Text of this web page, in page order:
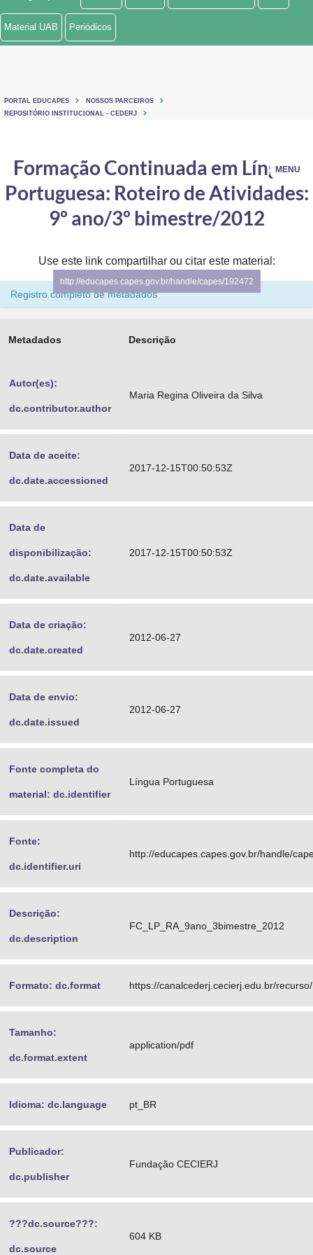
Ministério de Minas e Energia
Ministério do Turismo
Controladoria-Geral da União
Ministério da Mulher, da Família e dos Direitos Humanos
Secretaria de Governo
Gabinete de Segurança Institucional
Planalto
MENU
Material UAB Periódicos
PORTAL EDUCAPES
NOSSOS PARCEIROS
REPOSITÓRIO INSTITUCIONAL - CEDERJ
Formação Continuada em Língua
Portuguesa: Roteiro de Atividades:
9º ano/3º bimestre/2012
Use este link compartilhar ou citar este material:
http://educapes.capes.gov.br/handle/capes/192472
Registro completo de metadados
Metadados Descrição
Autor(es):
dc.contributor.author
Maria Regina Oliveira da Silva
Data de aceite:
dc.date.accessioned
2017-12-15T00:50:53Z
Data de
disponibilização:
dc.date.available
2017-12-15T00:50:53Z
Data de criação:
dc.date.created
2012-06-27
Data de envio:
dc.date.issued
2012-06-27
Fonte completa do
material: dc.identifier
Língua Portuguesa
Fonte:
dc.identifier.uri
http://educapes.capes.gov.br/handle/
Descrição:
dc.description
FC_LP_RA_9ano_3bimestre_2012
Formato: dc.format https://canalcederj.cecierj.edu.br/
Tamanho:
dc.format.extent
application/pdf
Idioma: dc.language pt_BR
Publicador:
dc.publisher
Fundação CECIERJ
???dc.source???:
dc.source
604 KB